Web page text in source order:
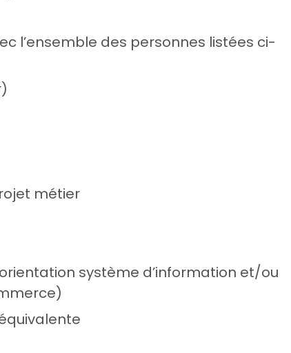
l’ensemble des personnes listées ci-
métier
système d’information et/ou